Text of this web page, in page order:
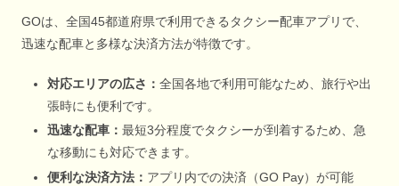
GOは、全国45都道府県で利用できるタクシー配車アプリで、
迅速な配車と多様な決済方法が特徴です。
対応エリアの広さ： 全国各地で利用可能なため、旅行や出
張時にも便利です。
迅速な配車： 最短3分程度でタクシーが到着するため、急
な移動にも対応できます。
便利な決済方法： アプリ内での決済（GO Pay）が可能